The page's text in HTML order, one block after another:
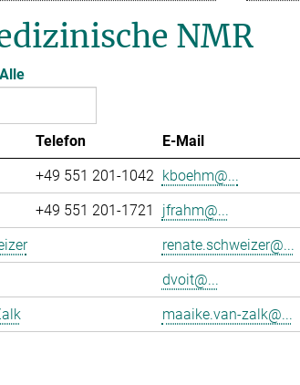
NMR
Alle
Telefon E-Mail
+49 551 201-1042 kboehm@...
+49 551 201-1721 jfrahm@...
renate.schweizer@...
dvoit@...
maaike.van-zalk@...